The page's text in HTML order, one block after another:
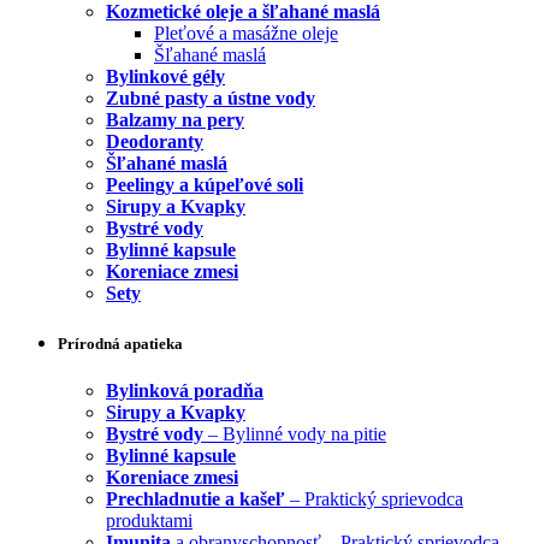
Kozmetické oleje a šľahané maslá
Pleťové a masážne oleje
Šľahané maslá
Bylinkové gély
Zubné pasty a ústne vody
Balzamy na pery
Deodoranty
Šľahané maslá
Peelingy a kúpeľové soli
Sirupy a Kvapky
Bystré vody
Bylinné kapsule
Koreniace zmesi
Sety
Prírodná apatieka
Bylinková poradňa
Sirupy a Kvapky
Bystré vody – Bylinné vody na pitie
Bylinné kapsule
Koreniace zmesi
Prechladnutie a kašeľ – Praktický sprievodca
produktami